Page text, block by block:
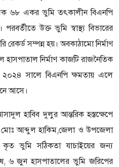
৬৮ একর ভুমি তৎকালীন বিএনপি
উক্ত ভুমি স্বাস্থ্য বিভারের
সম্পন্ন হয়। অবকাঠামো নির্মাণ
নির্মাণ কাজটি রাজনৈতিক
২০২৪ সালে বিএনপি ক্ষমতায় এলে
আসে।
হাবিব দুলুর আন্তরিক হস্তক্ষেপে
মোঃ আব্দুল হাকিম,জেলা ও উপজেলা
কৃত ভুমি সঠিকতা যাচাইয়ের জন্য
৬ জুন হাসপাতালের ভুমি জরিপের